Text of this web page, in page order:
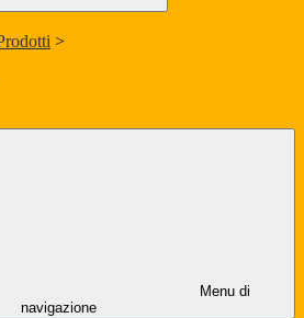
>
Menu di
navigazione